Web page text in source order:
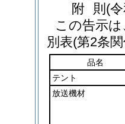
附 則 (
この告示
別表(第2条
品名
テント
放送機材